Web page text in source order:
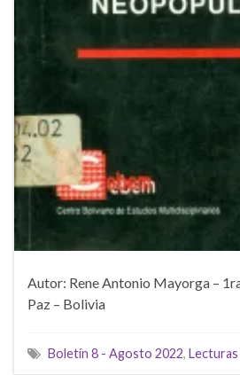
Autor: Rene Antonio Mayorga –
Paz – Bolivia
Boletín 8 - Agosto 2022,